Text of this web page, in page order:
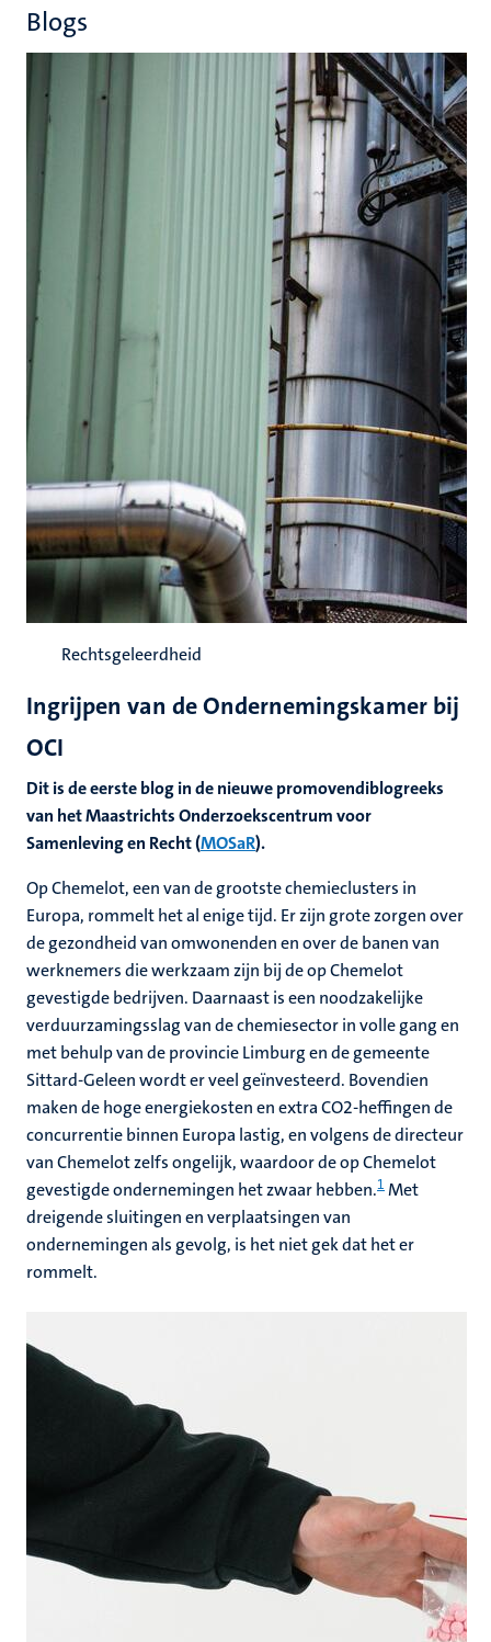
Blogs
Rechtsgeleerdheid
Ingrijpen van de Ondernemingskamer bij
OCI
Dit is de eerste blog in de nieuwe promovendiblogreeks
van het Maastrichts Onderzoekscentrum voor
Samenleving en Recht (MOSaR).
Op Chemelot, een van de grootste chemieclusters in
Europa, rommelt het al enige tijd. Er zijn grote zorgen over
de gezondheid van omwonenden en over de banen van
werknemers die werkzaam zijn bij de op Chemelot
gevestigde bedrijven. Daarnaast is een noodzakelijke
verduurzamingsslag van de chemiesector in volle gang en
met behulp van de provincie Limburg en de gemeente
Sittard-Geleen wordt er veel geïnvesteerd. Bovendien
maken de hoge energiekosten en extra CO2-heffingen de
concurrentie binnen Europa lastig, en volgens de directeur
van Chemelot zelfs ongelijk, waardoor de op Chemelot
gevestigde ondernemingen het zwaar hebben.1 Met
dreigende sluitingen en verplaatsingen van
ondernemingen als gevolg, is het niet gek dat het er
rommelt.